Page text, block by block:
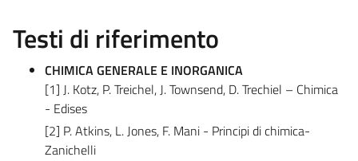
Testi di riferimento
CHIMICA GENERALE E INORGANICA
[1] J. Kotz, P. Treichel, J. Townsend, D. Trechiel – Chimica
- Edises
[2] P. Atkins, L. Jones, F. Mani - Principi di chimica-
Zanichelli